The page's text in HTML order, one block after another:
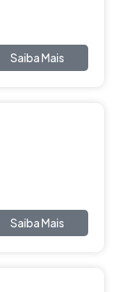
Saiba Mais
Saiba Mais